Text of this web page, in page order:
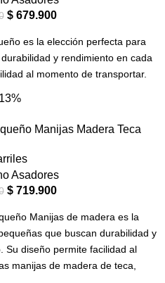
$679.900
es la elección perfecta para
y rendimiento en cada
al momento de transportar.
Manijas Madera Teca
$719.900
Manijas de madera es la
que buscan durabilidad y
Su diseño permite facilidad al
manijas de madera de teca,